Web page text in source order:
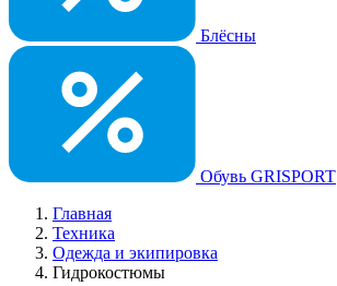
Блёсны
Обувь GRISPORT
Главная
Техника
Одежда и экипировка
Гидрокостюмы